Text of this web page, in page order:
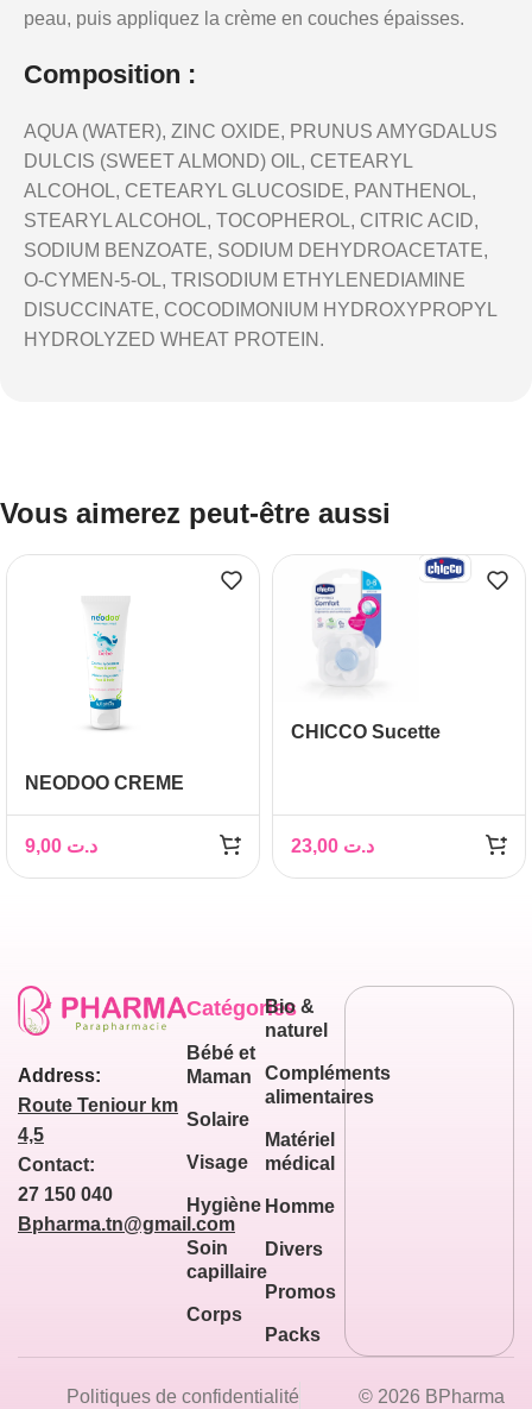
peau, puis appliquez la crème en couches épaisses.
Composition :
AQUA (WATER), ZINC OXIDE, PRUNUS AMYGDALUS
DULCIS (SWEET ALMOND) OIL, CETEARYL
ALCOHOL, CETEARYL GLUCOSIDE, PANTHENOL,
STEARYL ALCOHOL, TOCOPHEROL, CITRIC ACID,
SODIUM BENZOATE, SODIUM DEHYDROACETATE,
O-CYMEN-5-OL, TRISODIUM ETHYLENEDIAMINE
DISUCCINATE, COCODIMONIUM HYDROXYPROPYL
HYDROLYZED WHEAT PROTEIN.
Vous aimerez peut-être aussi
NEODOO CREME
د.ت
CHICCO Sucette
د.ت
Address:
Route Teniour km
4,5
Contact:
27 150 040
Bpharma.tn@gmail.com
Catégories
Bébé et
Maman
Solaire
Visage
Hygiène
Soin
capillaire
Corps
Bio &
naturel
Compléments
alimentaires
Matériel
médical
Homme
Divers
Promos
Packs
© 2026 BPharma
Politiques de confidentialité